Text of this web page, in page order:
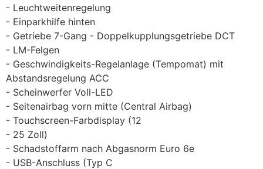
Leuchtweitenregelung
Einparkhilfe hinten
Getriebe 7-Gang - Doppelkupplungsgetriebe DCT
LM-Felgen
Geschwindigkeits-Regelanlage (Tempomat) mit
Abstandsregelung ACC
Scheinwerfer Voll-LED
Seitenairbag vorn mitte (Central Airbag)
Touchscreen-Farbdisplay (12
25 Zoll)
Schadstoffarm nach Abgasnorm Euro 6e
USB-Anschluss (Typ C